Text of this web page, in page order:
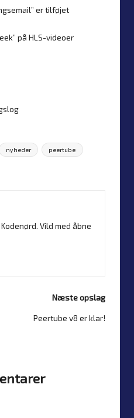
er tilføjet
på HLS-videoer
nyheder peertube
Vild med åbne
Næste opslag
Peertube v8 er klar!